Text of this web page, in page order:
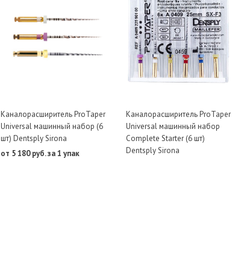
Каналорасширитель ProTaper
Universal машинный набор (6
шт) Dentsply Sirona
от 5 180 руб. за 1 упак
Каналорасширитель ProTaper
Universal машинный набор
Complete Starter (6 шт)
Dentsply Sirona